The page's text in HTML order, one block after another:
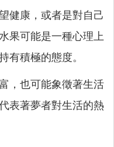
健康，或者是對自己
果可能是一種心理上
有積極的態度。
，也可能象徵著生活
表著夢者對生活的熱